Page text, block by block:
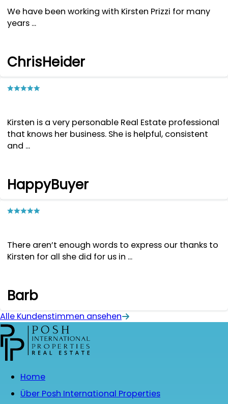
We have been working with Kirsten Prizzi for many
years ...
ChrisHeider
Kirsten is a very personable Real Estate professional
that knows her business. She is helpful, consistent
and ...
HappyBuyer
There aren’t enough words to express our thanks to
Kirsten for all she did for us in ...
Barb
Alle Kundenstimmen ansehen
Home
Über Posh International Properties